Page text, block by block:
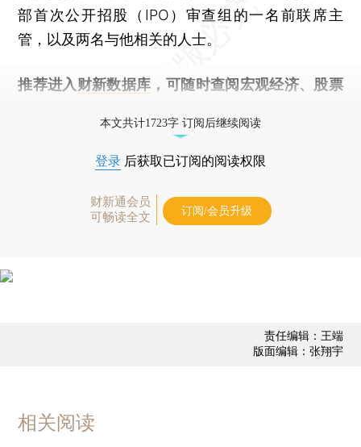
部首次公开招股（IPO）审查组的一名前联席主
管，以及两名与他相关的人士。
推荐进入 财新数据库 ，可随时查阅宏观经济、股票
本文共计1723字 订阅后继续阅读
登录 后获取已订阅的阅读权限
财新通会员
可畅读全文
订阅/会员升级
责任编辑：王端
版面编辑：张翔宇
相关阅读